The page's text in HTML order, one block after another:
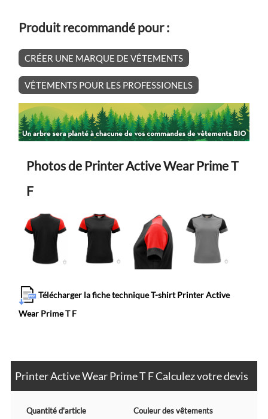
Produit recommandé pour :
CRÉER UNE MARQUE DE VÊTEMENTS
VÊTEMENTS POUR LES PROFESSIONELS
Photos de Printer Active Wear Prime T
F
Télécharger la fiche technique T-shirt Printer Active
Wear Prime T F
Printer Active Wear Prime T F Calculez votre devis
Quantité d'article Couleur des vêtements